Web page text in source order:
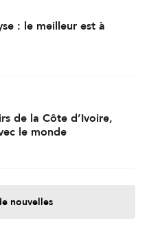
: le meilleur est à
de la Côte d’Ivoire,
le monde
nouvelles